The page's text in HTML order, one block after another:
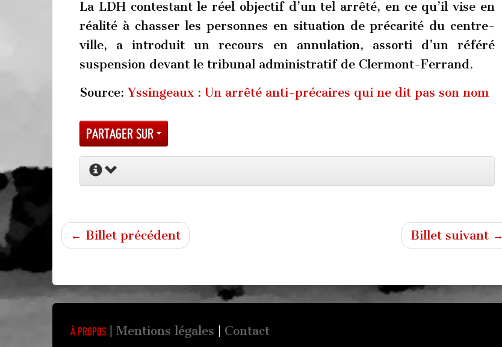
La LDH contestant le réel objectif d’un tel arrêté, en ce qu’il vise en
réalité à chasser les personnes en situation de précarité du centre-
ville, a introduit un recours en annulation, assorti d’un référé
suspension devant le tribunal administratif de Clermont-Ferrand.
Source: Yssingeaux : Un arrêté anti-précaires qui ne dit pas son nom
Partager sur
← Billet précédent Billet suivant →
À propos Mentions légales Contact